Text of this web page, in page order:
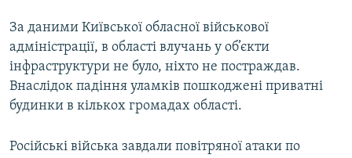
За даними Київської обласної військової
адміністрації, в області влучань у об’єкти
інфраструктури не було, ніхто не постраждав.
Внаслідок падіння уламків пошкоджені приватні
будинки в кількох громадах області.
Російські війська завдали повітряної атаки по